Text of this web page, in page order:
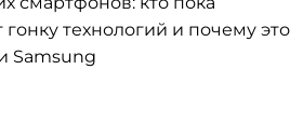
технологий и почему это
Samsung